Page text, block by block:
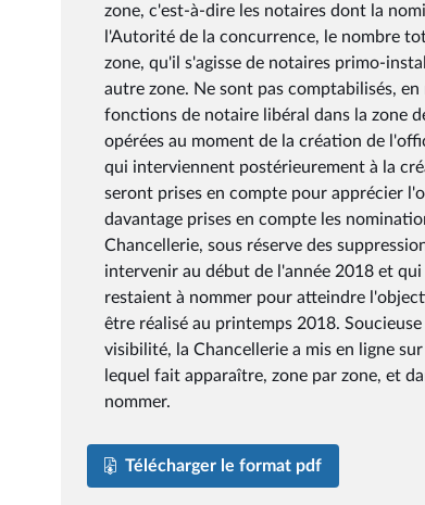
zone, c'est-à-dire les notaires dont la
l'Autorité de la concurrence, le nombre
zone, qu'il s'agisse de notaires primo-
autre zone. Ne sont pas comptabilisés,
fonctions de notaire libéral dans la zone
opérées au moment de la création de
qui interviennent postérieurement à la
seront prises en compte pour apprécier
davantage prises en compte les
Chancellerie, sous réserve des
intervenir au début de l'année 2018 et
restaient à nommer pour atteindre
être réalisé au printemps 2018.
visibilité, la Chancellerie a mis en ligne
lequel fait apparaître, zone par zone, et
nommer.
Télécharger le format pdf